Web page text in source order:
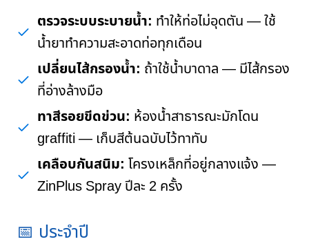
ตรวจระบบระบายน้ำ: ทำให้ท่อไม่อุดตัน — ใช้
น้ำยาทำความสะอาดท่อทุกเดือน
เปลี่ยนไส้กรองน้ำ: ถ้าใช้น้ำบาดาล — มีไส้กรอง
ที่อ่างล้างมือ
ทาสีรอยขีดข่วน: ห้องน้ำสาธารณะมักโดน
graffiti — เก็บสีต้นฉบับไว้ทาทับ
เคลือบกันสนิม: โครงเหล็กที่อยู่กลางแจ้ง —
ZinPlus Spray ปีละ 2 ครั้ง
📅 ประจำปี